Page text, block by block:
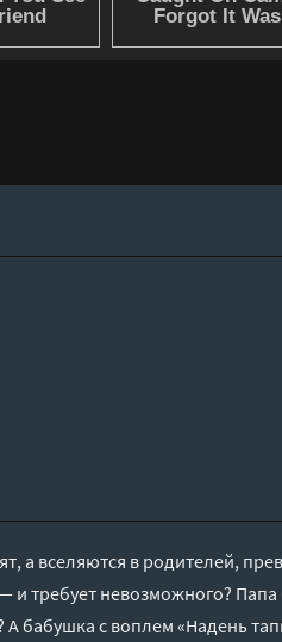
а вселяются в родителей,
требует невозможного? Папа
А бабушка с воплем «Надень